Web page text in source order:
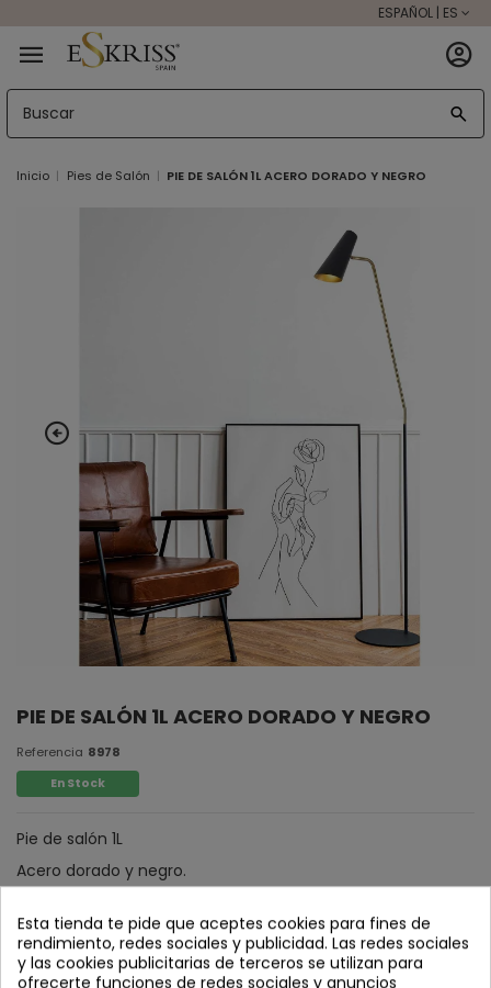
ESPAÑOL | ES
Inicio Pies de Salón PIE DE SALÓN 1L ACERO DORADO Y NEGRO
PIE DE SALÓN 1L ACERO DORADO Y NEGRO
Referencia 8978
En Stock
Pie de salón 1L
Acero dorado y negro.
Esta tienda te pide que aceptes cookies para fines de
rendimiento, redes sociales y publicidad. Las redes sociales
y las cookies publicitarias de terceros se utilizan para
ofrecerte funciones de redes sociales y anuncios